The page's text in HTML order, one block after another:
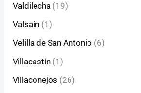
Valdilecha (19)
Valsaín (1)
Velilla de San Antonio (6)
Villacastín (1)
Villaconejos (26)